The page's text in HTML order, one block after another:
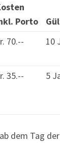
Porto
70.-- 10
35.-- 5
dem Tag der